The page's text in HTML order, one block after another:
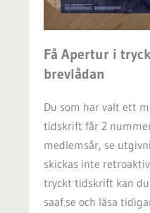
Få Apertur i
brevlådan
Du som har valt ett
tidskrift får 2
medlemsår, se
skickas inte
tryckt tidskrift kan du
saaf.se och läsa